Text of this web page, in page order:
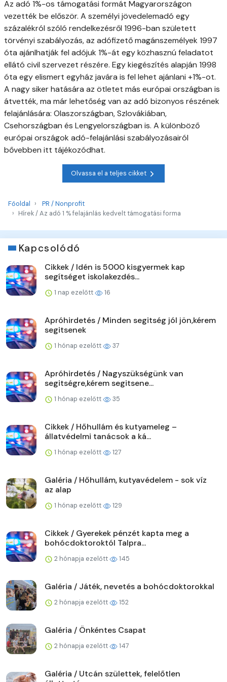
Az adó 1%-os támogatási formát Magyarországon
vezették be először. A személyi jövedelemadó egy
százalékról szóló rendelkezésről 1996-ban született
törvényi szabályozás, az adófizető magánszemélyek 1997
óta ajánlhatják fel adójuk 1%-át egy közhasznú feladatot
ellátó civil szervezet részére. Egy kiegészítés alapján 1998
óta egy elismert egyház javára is fel lehet ajánlani +1%-ot.
A nagy siker hatására az ötletet más európai országban is
átvették, ma már lehetőség van az adó bizonyos részének
felajánlására: Olaszországban, Szlovákiában,
Csehországban és Lengyelországban is. A különböző
európai országok adó-felajánlási szabályozásairól
bővebben itt tájékozódhat.
Olvassa el a teljes cikket
Főoldal
PR / Nonprofit
Hírek / Az adó 1 % felajánlás kedvelt támogatási forma
Kapcsolódó
Cikkek / Idén is 5000 kisgyermek kap
segítséget iskolakezdés...
1 nap ezelőtt 16
Apróhirdetés / Minden segitség jól jön,kérem
segitsenek
1 hónap ezelőtt 37
Apróhirdetés / Nagyszükségünk van
segitségre,kérem segitsene...
1 hónap ezelőtt 35
Cikkek / Hőhullám és kutyameleg –
állatvédelmi tanácsok a ká...
1 hónap ezelőtt 127
Galéria / Hőhullám, kutyavédelem - sok víz
az alap
1 hónap ezelőtt 129
Cikkek / Gyerekek pénzét kapta meg a
bohócdoktoroktól Talpra...
2 hónapja ezelőtt 145
Galéria / Játék, nevetés a bohócdoktorokkal
2 hónapja ezelőtt 152
Galéria / Önkéntes Csapat
2 hónapja ezelőtt 147
Galéria / Utcán születtek, felelőtlen